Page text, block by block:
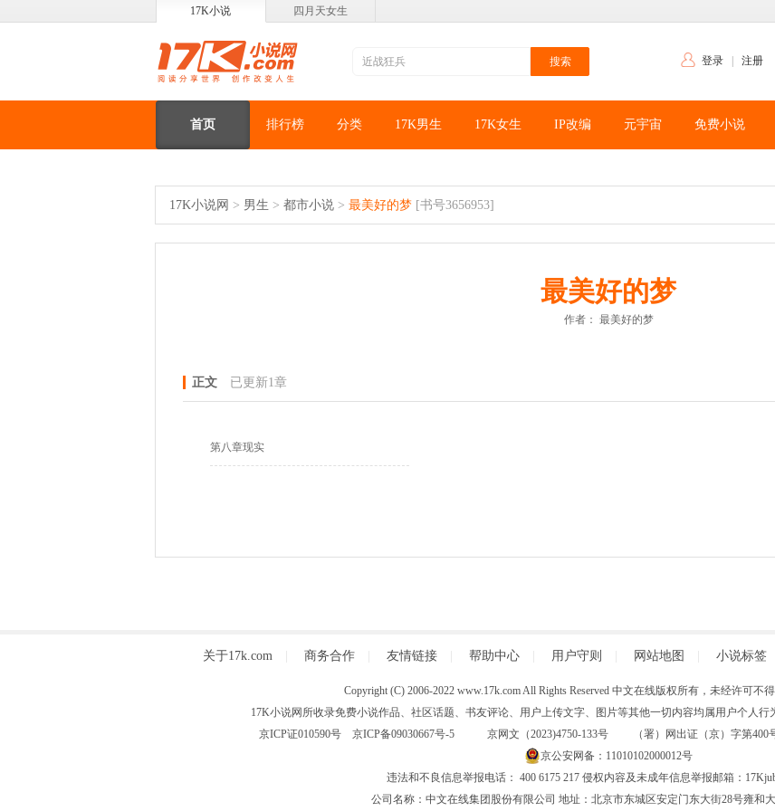
17K小说 四月天女生
登录 注册
首页 排行榜 分类 17K男生 17K女生 IP改编 元宇宙 免费小说
17K小说网 > 男生 > 都市小说 > 最美好的梦 [书号3656953]
最美好的梦
作者： 最美好的梦
正文 已更新1章
第八章现实
关于17k.com 商务合作 友情链接 帮助中心 用户守则 网站地图 小说标签
Copyright (C) 2006-2022 www.17k.com All Rights Reserved 中文在线版权所有，未经许可不
17K小说网所收录免费小说作品、社区话题、书友评论、用户上传文字、图片等其他一切内容均属用户个人行
京ICP证010590号 京ICP备09030667号-5京网文（2023)4750-133号 （署）网出证（京）字第
京公安网备：11010102000012号
违法和不良信息举报电话： 400 6175 217 侵权内容及未成年信息举报邮箱：
公司名称：中文在线集团股份有限公司 地址：北京市东城区安定门东大街28号雍和